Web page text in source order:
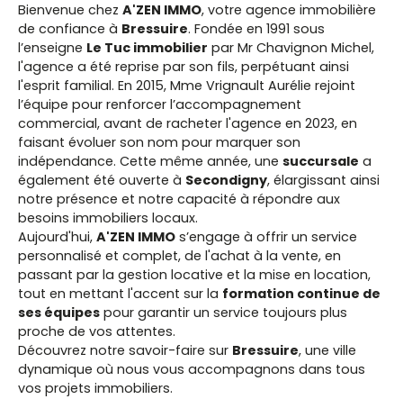
Bienvenue chez A'ZEN IMMO, votre agence immobilière
de confiance à Bressuire. Fondée en 1991 sous
l’enseigne Le Tuc immobilier par Mr Chavignon Michel,
l'agence a été reprise par son fils, perpétuant ainsi
l'esprit familial. En 2015, Mme Vrignault Aurélie rejoint
l’équipe pour renforcer l’accompagnement
commercial, avant de racheter l'agence en 2023, en
faisant évoluer son nom pour marquer son
indépendance. Cette même année, une succursale a
également été ouverte à Secondigny, élargissant ainsi
notre présence et notre capacité à répondre aux
besoins immobiliers locaux.
Aujourd'hui, A'ZEN IMMO s’engage à offrir un service
personnalisé et complet, de l'achat à la vente, en
passant par la gestion locative et la mise en location,
tout en mettant l'accent sur la formation continue de
ses équipes pour garantir un service toujours plus
proche de vos attentes.
Découvrez notre savoir-faire sur Bressuire, une ville
dynamique où nous vous accompagnons dans tous
vos projets immobiliers.